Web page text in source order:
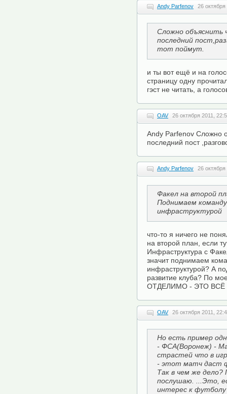
Andy Parfenov 26
Сложно объяснить
последний
тот поймут.
и ты вот ещё и на
страницу одну
гэст не читать, а
OAV 26 октября 2011,
Andy Parfenov Сложно
последний пост
Andy Parfenov 26
Факел на второй
Поднимаем
инфраструктурой
что-то я ничего не
на второй план, если
Инфраструктура с
значит поднимаем
инфраструктурой? А
развитие клуба? По
ОТДЕЛИМО - ЭТО
OAV 26 октября 2011,
Но есть пример
- ФСА(Воронеж) -
страстей что в
- этот матч даст
Так в чем же дело?
послушаю. ...Это,
интерес к футболу